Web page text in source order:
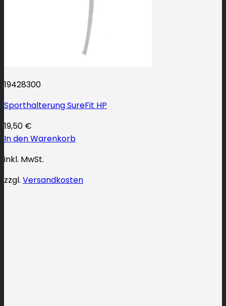
19428300
Sporthalterung SureFit HP
19,50 €
In den Warenkorb
inkl. MwSt.
zzgl. Versandkosten